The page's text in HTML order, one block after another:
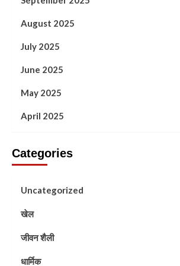
August 2025
July 2025
June 2025
May 2025
April 2025
Categories
Uncategorized
खेल
जीवन शैली
धार्मिक